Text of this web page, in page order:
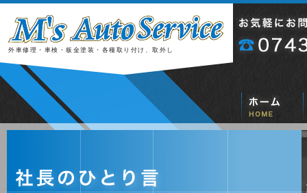
外車修理・車検・板金塗装・各種取り付け、取外し